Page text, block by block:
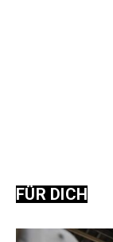
FÜR DICH